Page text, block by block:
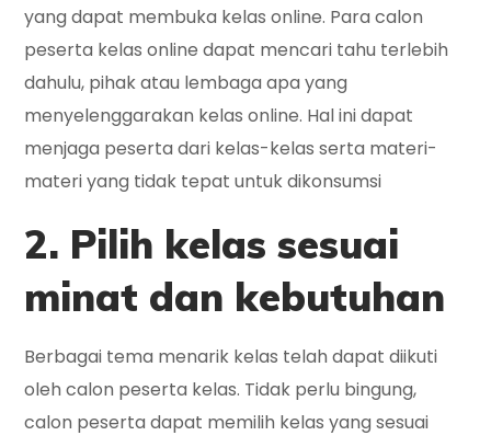
yang dapat membuka kelas online. Para calon
peserta kelas online dapat mencari tahu terlebih
dahulu, pihak atau lembaga apa yang
menyelenggarakan kelas online. Hal ini dapat
menjaga peserta dari kelas-kelas serta materi-
materi yang tidak tepat untuk dikonsumsi
2. Pilih kelas sesuai
minat dan kebutuhan
Berbagai tema menarik kelas telah dapat diikuti
oleh calon peserta kelas. Tidak perlu bingung,
calon peserta dapat memilih kelas yang sesuai